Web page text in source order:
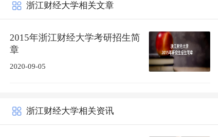
浙江财经大学相关文章
2015年浙江财经大学考研招生简
章
2020-09-05
浙江财经大学相关资讯